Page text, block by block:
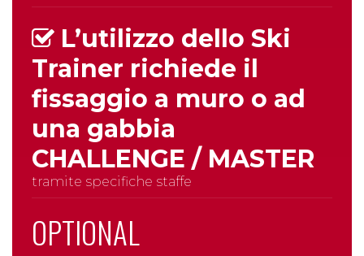
L’utilizzo dello Ski
Trainer richiede il
fissaggio a muro o ad
una gabbia
CHALLENGE / MASTER
tramite specifiche staffe
OPTIONAL